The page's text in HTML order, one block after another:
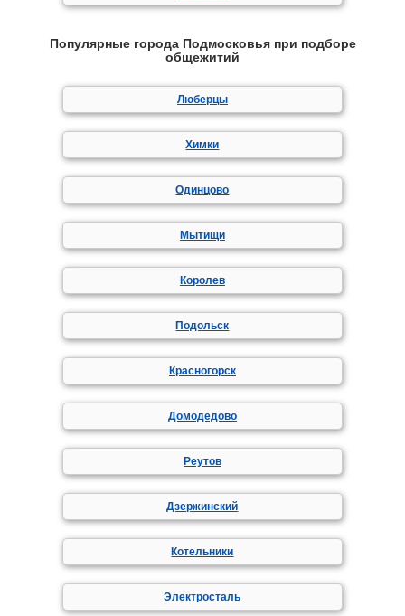
Популярные города Подмосковья при подборе
общежитий
Люберцы
Химки
Одинцово
Мытищи
Королев
Подольск
Красногорск
Домодедово
Реутов
Дзержинский
Котельники
Электросталь